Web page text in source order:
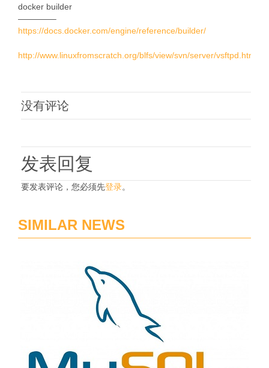
docker builder
————–
https://docs.docker.com/engine/reference/builder/
http://www.linuxfromscratch.org/blfs/view/svn/server/vsftpd.html
没有评论
发表回复
要发表评论，您必须先登录。
SIMILAR NEWS